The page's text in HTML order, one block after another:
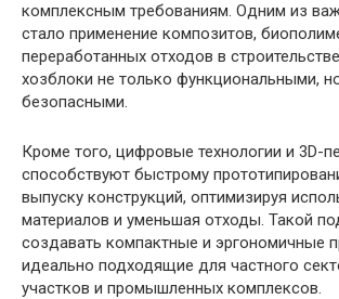
комплексным требованиям. Одним из
стало применение композитов,
переработанных отходов в
хозблоки не только функциональными,
безопасными.
Кроме того, цифровые технологии и 3D-
способствуют быстрому
выпуску конструкций, оптимизируя
материалов и уменьшая отходы. Такой
создавать компактные и эргономичные
идеально подходящие для частного
участков и промышленных комплексов.